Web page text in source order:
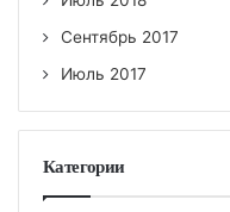
Сентябрь 2017
Июль 2017
Категории